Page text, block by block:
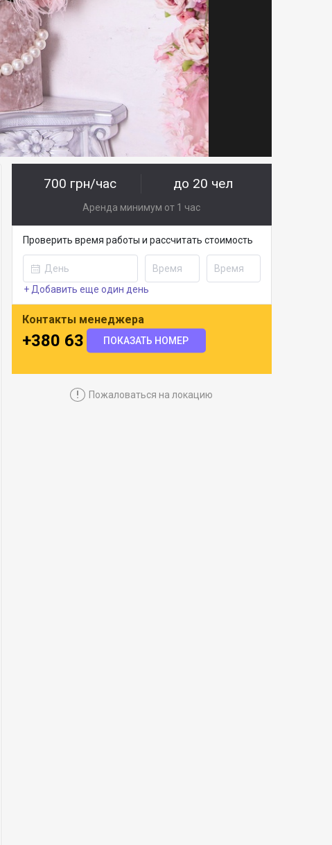
700 грн/час до 20 чел
Аренда минимум от 1 час
Проверить время работы и рассчитать стоимость
+ Добавить еще один день
Контакты менеджера
+380 63 322 9393
ПОКАЗАТЬ НОМЕР
! Пожаловаться на локацию